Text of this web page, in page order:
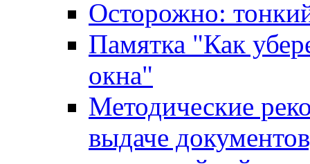
Осторожно:
Памятка "Как
окна"
Методические
выдаче